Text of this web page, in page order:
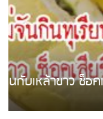
ชาวเน็ตฮา! รถ
แล้วหนี พบเสา